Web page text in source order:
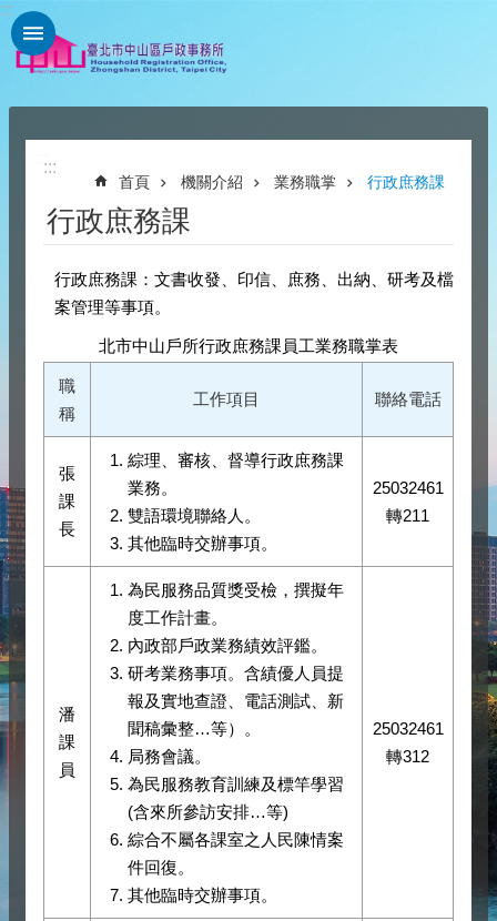
跳到主要內容區塊
:::
:::
首頁 機關介紹 業務職掌 行政庶務課
行政庶務課
行政庶務課：文書收發、印信、庶務、出納、研考及檔
案管理等事項。
北市中山戶所行政庶務課員工業務職掌表
職
稱
工作項目 聯絡電話
張
課
長
綜理、審核、督導行政庶務課
業務。
雙語環境聯絡人。
其他臨時交辦事項。
25032461
轉211
潘
課
員
為民服務品質獎受檢，撰擬年
度工作計畫。
內政部戶政業務績效評鑑。
研考業務事項。含績優人員提
報及實地查證、電話測試、新
聞稿彙整…等）。
局務會議。
為民服務教育訓練及標竿學習
(含來所參訪安排…等)
綜合不屬各課室之人民陳情案
件回復。
其他臨時交辦事項。
25032461
轉312